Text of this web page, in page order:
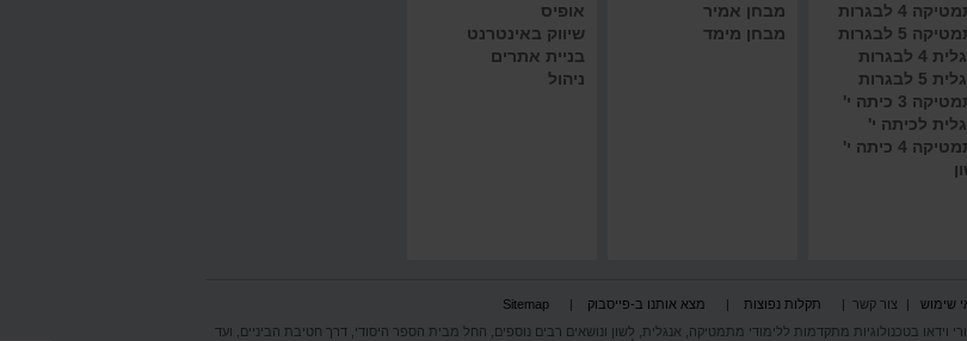
4 לבגרות
5 לבגרות
4 לבגרות
5 לבגרות
3 כיתה י'
לכיתה י'
4 כיתה י'
מבחן אמיר
מבחן מימד
אופיס
שיווק באינטרנט
בניית אתרים
ניהול
שימוש צור קשר תקלות נפוצות מצא אותנו ב-פייסבוק
Sitemap
וידאו בטכנולוגיות מתקדמות ללימודי מתמטיקה, אנגלית, לשון ונושאים רבים נוספים, החל מבית הספר היסודי, דרך חטיבת הביניים, ועד